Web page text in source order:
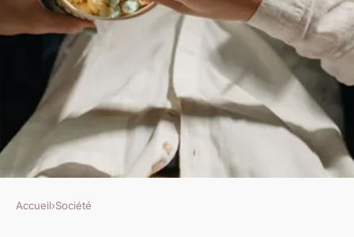
Accueil›Société